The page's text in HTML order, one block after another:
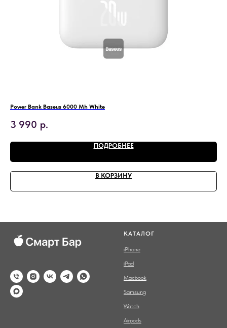
Power Bank Baseus 6000 Mh White
3 990 р.
ПОДРОБНЕЕ
В КОРЗИНУ
КАТАЛОГ
iPhone
iPad
Macbook
Samsung
Watch
Airpods